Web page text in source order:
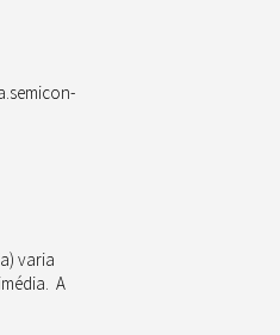
varia
A